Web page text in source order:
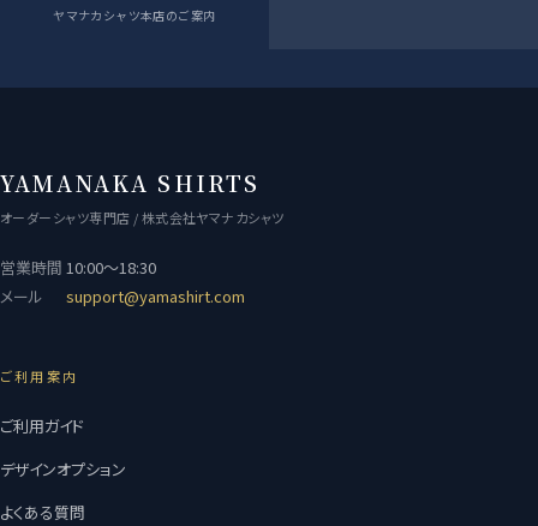
ヤマナカシャツ本店のご案内
YAMANAKA SHIRTS
オーダーシャツ専門店 / 株式会社ヤマナカシャツ
営業時間 10:00〜18:30
メール
support@yamashirt.com
ご利用案内
ご利用ガイド
デザインオプション
よくある質問